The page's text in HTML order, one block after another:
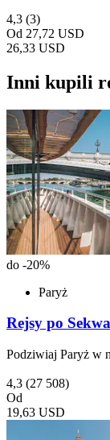
4,3 (3)
Od 27,72 USD
26,33 USD
Inni kupili
do -20%
Paryż
Rejsy po
Podziwiaj Paryż w
4,3 (27 508)
Od
19,63 USD